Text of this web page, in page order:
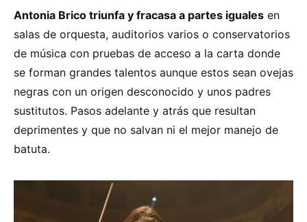
Antonia Brico triunfa y fracasa a partes iguales en
salas de orquesta, auditorios varios o conservatorios
de música con pruebas de acceso a la carta donde
se forman grandes talentos aunque estos sean ovejas
negras con un origen desconocido y unos padres
sustitutos. Pasos adelante y atrás que resultan
deprimentes y que no salvan ni el mejor manejo de
batuta.